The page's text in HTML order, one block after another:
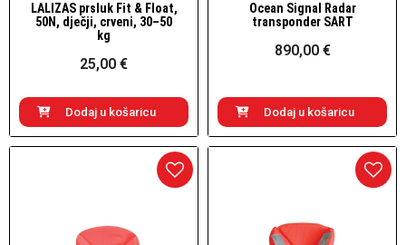
Brzi pogled
LALIZAS prsluk Fit & Float,
50N, dječji, crveni, 30–50
kg
25,00 €
Dodaj u košaricu
Brzi pogled
Ocean Signal Radar
transponder SART
890,00 €
Dodaj u košaricu